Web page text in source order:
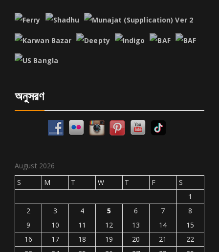
অনুসরণ
August 2026
S
M T W T F
S
1
2
3 4 5 6 7
8
9
10 11 12 13 14
15
16
17 18 19 20 21
22